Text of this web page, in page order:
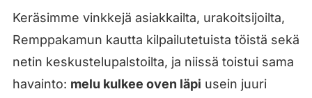
Keräsimme vinkkejä asiakkailta, urakoitsijoilta,
Remppakamun kautta kilpailutetuista töistä sekä
netin keskustelupalstoilta, ja niissä toistui sama
havainto: melu kulkee oven läpi usein juuri